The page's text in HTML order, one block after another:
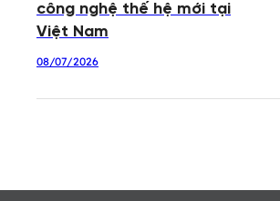
công nghệ thế hệ mới tại
Việt Nam
08/07/2026